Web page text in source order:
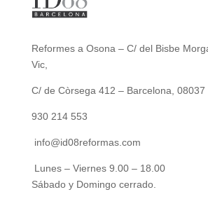
Reformes a Osona – C/ del Bisbe
Vic,
C/ de Còrsega 412 – Barcelona, 08037
930 214 553
info@id08reformas.com
Lunes – Viernes 9.00 – 18.00
Sábado y Domingo cerrado.